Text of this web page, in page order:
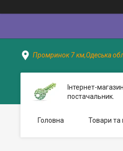
Промринок 7 км,Одеська
Інтернет-
постачальник.
Головна Товари та